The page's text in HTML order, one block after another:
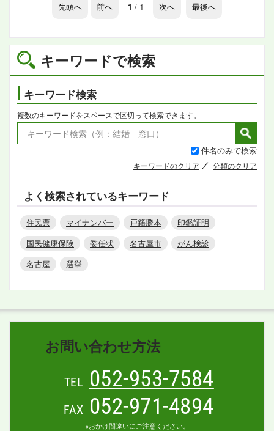
キーワードで検索
キーワード検索
複数のキーワードをスペースで区切って検索できます。
件名のみで検索
キーワードのクリア 分類のクリア
よく検索されているキーワード
住民票 マイナンバー 戸籍謄本
印鑑証明
国民健康保険
委任状 名古屋市
がん検診
名古屋
選挙
先頭へ 前へ 1 / 1 次へ 最後へ
お問い合わせ方法
TEL 052-953-7584
FAX 052-971-4894
※おかけ間違いにご注意ください。